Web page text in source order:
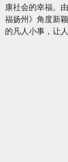
康社会的幸福。
福扬州》角度新
的凡人小事，让